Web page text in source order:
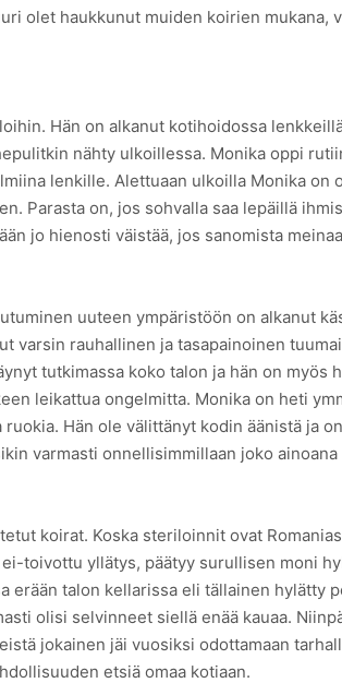
olet haukkunut muiden koirien
Hän on alkanut kotihoidossa
nähty ulkoillessa. Monika oppi
lenkille. Alettuaan ulkoilla Monika
Parasta on, jos sohvalla saa lepäillä
jo hienosti väistää, jos sanomista
uuteen ympäristöön on alkanut
varsin rauhallinen ja tasapainoinen
tutkimassa koko talon ja hän on myös
leikattua ongelmitta. Monika on heti
Hän ole välittänyt kodin äänistä ja
varmasti onnellisimmillaan joko
koirat. Koska steriloinnit ovat
toivottu yllätys, päätyy surullisen moni
erään talon kellarissa eli tällainen hylätty
olisi selvinneet siellä enää kauaa.
jokainen jäi vuosiksi odottamaan
etsiä omaa kotiaan.